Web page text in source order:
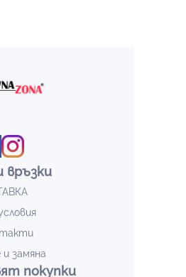
връзки
замяна
покупки